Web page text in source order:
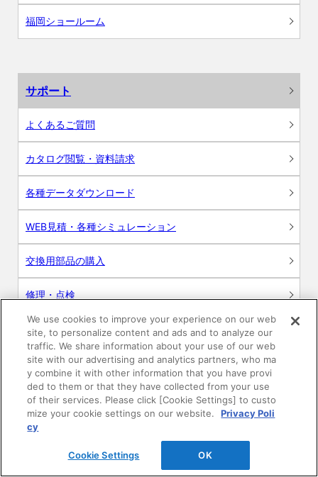
福岡ショールーム
サポート
よくあるご質問
カタログ閲覧・資料請求
各種データダウンロード
WEB見積・各種シミュレーション
交換用部品の購入
修理・点検
お問い合わせ
ログイン
建築・設計関係者様向けサイト
ユーザー登録サービス
WEB見積システム
We use cookies to improve your experience on our web
site, to personalize content and ads and to analyze our
traffic. We share information about your use of our web
site with our advertising and analytics partners, who ma
y combine it with other information that you have provi
ded to them or that they have collected from your use
of their services. Please click [Cookie Settings] to custo
mize your cookie settings on our website.
Privacy Poli
cy
Cookie Settings OK